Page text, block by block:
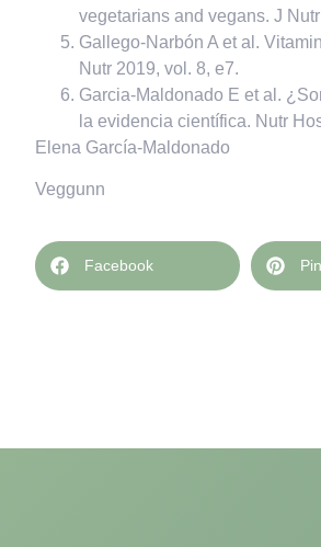
vegetarians and vegans. J
Gallego-Narbón A et al.
Nutr 2019, vol. 8, e7.
Garcia-Maldonado E et al.
la evidencia científica. Nutr
Elena García-Maldonado
Veggunn
Facebook